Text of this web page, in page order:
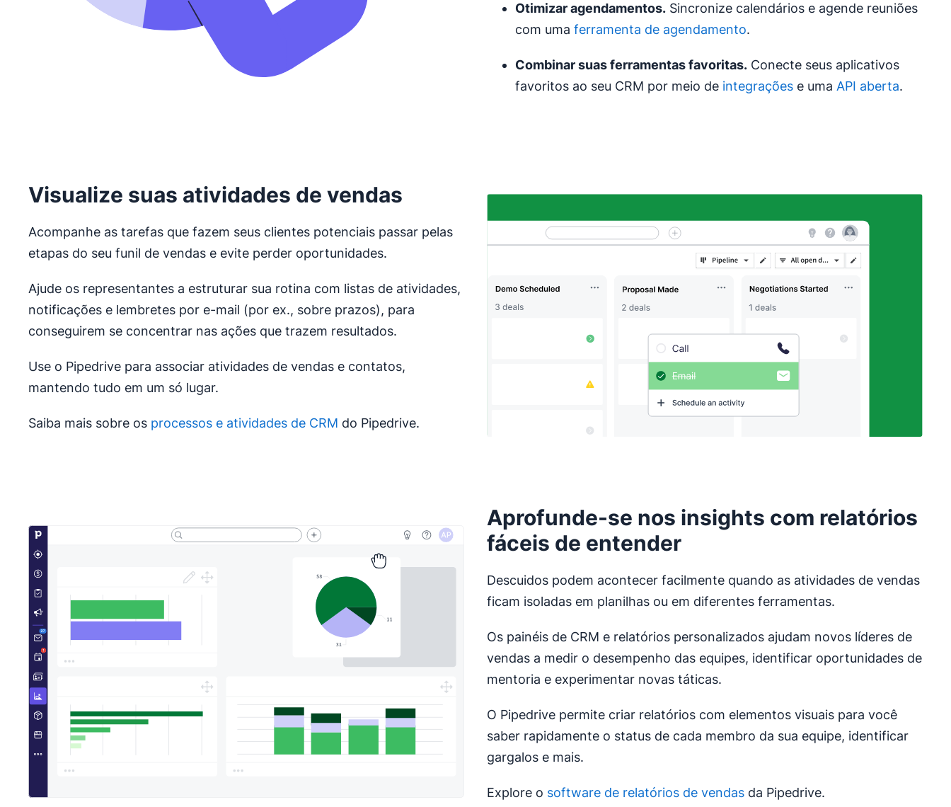
Otimizaragendamentos. Sincronize calendários e agende reuniões
com uma ferramenta de agendamento.
Combinar suas ferramentas favoritas. Conecte seus aplicativos
favoritos ao seu CRM por meio de integrações e uma API aberta.
Visualize suas atividades de vendas
Acompanhe as tarefas que fazem seus clientes potenciais passar pelas
etapas do seu funil de vendas e evite perder oportunidades.
Ajude os representantes a estruturar sua rotina com listas de atividades,
notificações e lembretes por e-mail (por ex., sobre prazos), para
conseguirem se concentrar nas ações que trazem resultados.
Use o Pipedrive para associar atividades de vendas e contatos,
mantendo tudo em um só lugar.
Saiba mais sobre os processos e atividades de CRM do Pipedrive.
Aprofunde-se nos insights com relatórios
fáceis de entender
Descuidos podem acontecer facilmente quando as atividades de vendas
ficam isoladas em planilhas ou em diferentes ferramentas.
Os painéis de CRM e relatórios personalizados ajudam novos líderes de
vendas a medir o desempenho das equipes, identificar oportunidades de
mentoria e experimentar novas táticas.
O Pipedrive permite criar relatórios com elementos visuais para você
saber rapidamente o status de cada membro da sua equipe, identificar
gargalos e mais.
Explore o software de relatórios de vendas da Pipedrive.